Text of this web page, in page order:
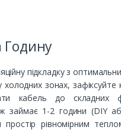
Годину
підкладку з
зонах, зафіксуйте
кабель до
займає 1-2 години (DIY
рівномірним